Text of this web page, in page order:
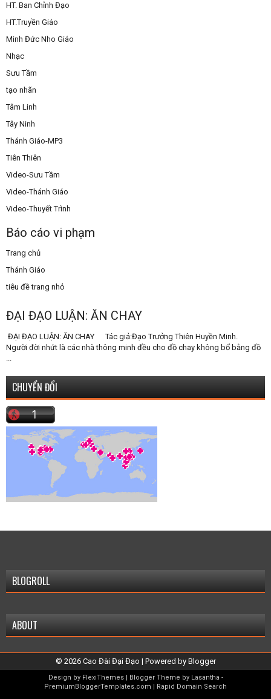
HT. Ban Chỉnh Đạo
HT.Truyền Giáo
Minh Đức Nho Giáo
Nhạc
Sưu Tầm
tạo nhãn
Tâm Linh
Tây Ninh
Thánh Giáo-MP3
Tiên Thiên
Video-Sưu Tầm
Video-Thánh Giáo
Video-Thuyết Trình
Báo cáo vi phạm
Trang chủ
Thánh Giáo
tiêu đề trang nhỏ
ĐẠI ĐẠO LUẬN: ĂN CHAY
ĐẠI ĐẠO LUẬN: ĂN CHAY Tác giả:Đạo Trưởng Thiên Huyền Minh.
Người đời nhứt là các nhà thông minh đều cho đồ chay không bổ bằng đồ
...
CHUYỂN ĐỔI
BLOGROLL
ABOUT
© 2026 Cao Đài Đại Đạo | Powered by Blogger
Design by FlexiThemes| Blogger Theme by Lasantha -
PremiumBloggerTemplates.com
Rapid Domain Search